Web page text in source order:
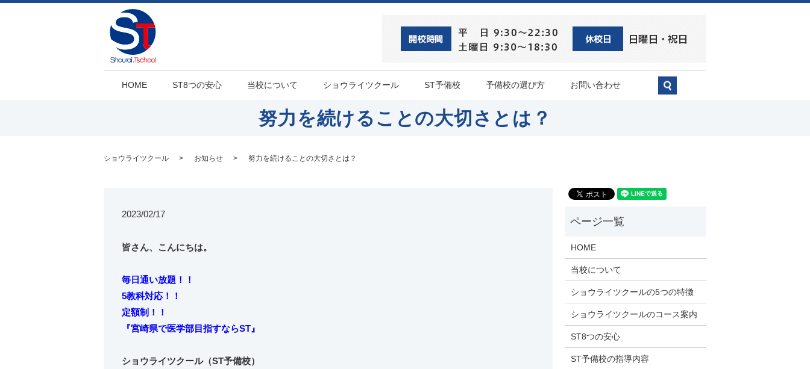
HOME ST8つの安心 当校について ショウライツクール ST予備校 予備校の選び方 お問い合わせ
search
努力を続けることの大切さとは？
ショウライツクール お知らせ 努力を続けることの大切さとは？
2023/02/17
皆さん、こんにちは。
毎日通い放題！！
5教科対応！！
定額制！！
『宮崎県で医学部目指すならST』
ショウライツクール（ST予備校）
HOME
当校について
ショウライツクールの5つの特徴
ショウライツクールのコース案内
ST8つの安心
ST予備校の指導内容